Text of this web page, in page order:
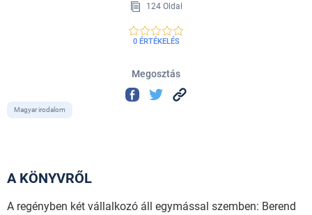
124 Oldal
0 ÉRTÉKELÉS
Megosztás
Magyar irodalom
A KÖNYVRŐL
A ​regényben két vállalkozó áll egymással szemben: Berend